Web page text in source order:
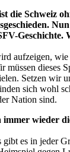
die Schweiz
Geschichte.
aufzeigen,
müssen dieses
Setzen wir
sich wohl
Nation sind.
immer wieder
es in jeder